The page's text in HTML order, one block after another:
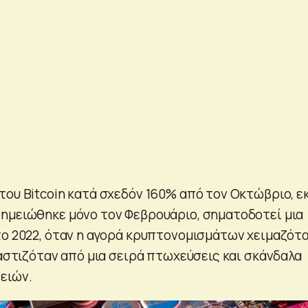
Bitcoin κατά σχεδόν 160% από τον Οκτώβριο,
μόνο τον Φεβρουάριο, σηματοδοτεί μια
2022, όταν η αγορά κρυπτονομισμάτων
από μια σειρά πτωχεύσεις και σκάνδαλα